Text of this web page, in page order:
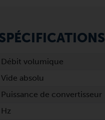
Débit volumique
Vide absolu
Puissance de convertisseur
Hz